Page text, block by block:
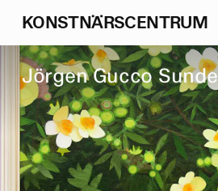
KONSTNÄRSCENTRUM
Jörgen Gucco Sunde